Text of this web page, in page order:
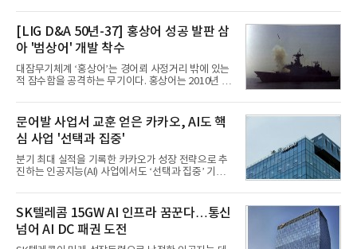
체별로 엇갈린 가운데 하반기 신작 흥행과 해외 시장
성과가 실적을 좌우할 핵심 변수로 떠오르고 있다.8일
업계에 따르면 올해 상반기 게임업계는 기업별 성적
표가 크게 갈렸다. 대표적으로 크래프톤은 'PUBG: 배
틀그라운드'의 안정적인 성장에 힘입어 상반기 연결
기준 매출 2조6616억원, 영업이익 9725억원으로 역
대 최대 실적을 기록했다. 엔씨도 올해 출시한 '아이온
동기 대
[LIG D&A 50년-37] 홍상어 성공 발판 삼
아 '범상어' 개발 착수
대잠무기체계 ‘홍상어’는 경어뢰 사정거리 밖에 있는
적 잠수함을 공격하는 무기이다. 홍상어는 2010년 넥
이뤄졌다. 이후 2012년 한국형 구축함(KDX-1) 이상
의 함정에 실전 배치됐다.그해 7월 해군은 동해상에서
성능 검증을 위해 홍상어 시험발사를 실시했다. 이때
홍상어가 목표 지점에서 입수한 후 표적을 타격하지
못하고 물속에서 멈춰버리는 예상 밖의 일이 벌어졌
다. 2차 품질확인 사격 시험에서도 만족스러운 결과를
얻지 못했다. 완벽한 신뢰성 확보를 위해 LIG넥스원은
분야를
문어발 사업서 교훈 얻은 카카오, AI도 핵
심 사업 '선택과 집중'
분기 최대 실적을 기록한 카카오가 성장 전략으로 추
진하는 인공지능(AI) 사업에서도 ‘선택과 집중’ 기조
라 투자에 나서는 것과 달리, 카카오는 ‘카카오톡’이
라는 플랫폼 경쟁력을 활용한 AI 에이전트 서비스에
집중하는 전략이다. 과거 무리한 사업 확장 과정에서
겪었던 시행착오를 되풀이하지 않고 핵심 역량에 집
중하겠다는 취지로 풀이된다.7일 업계에 따르면 카카
SK텔레콤 15GW AI 인프라 꿈꾼다…통신
넘어 AI DC 패권 도전